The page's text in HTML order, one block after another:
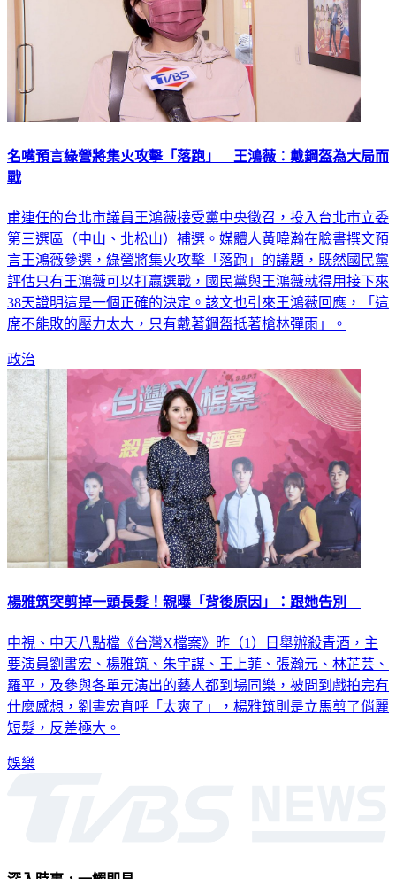
名嘴預言綠營將集火攻擊「落跑」 王鴻薇：戴鋼盔為大局而
戰
甫連任的台北市議員王鴻薇接受黨中央徵召，投入台北市立委
第三選區（中山、北松山）補選。媒體人黃暐瀚在臉書撰文預
言王鴻薇參選，綠營將集火攻擊「落跑」的議題，既然國民黨
評估只有王鴻薇可以打贏選戰，國民黨與王鴻薇就得用接下來
38天證明這是一個正確的決定。該文也引來王鴻薇回應，「這
席不能敗的壓力太大，只有戴著鋼盔抵著槍林彈雨」。
政治
楊雅筑突剪掉一頭長髮！親曝「背後原因」：跟她告別
中視、中天八點檔《台灣X檔案》昨（1）日舉辦殺青酒，主
要演員劉書宏、楊雅筑、朱宇謀、王上菲、張瀚元、林芷芸、
羅平，及參與各單元演出的藝人都到場同樂，被問到戲拍完有
什麼感想，劉書宏直呼「太爽了」，楊雅筑則是立馬剪了俏麗
短髮，反差極大。
娛樂